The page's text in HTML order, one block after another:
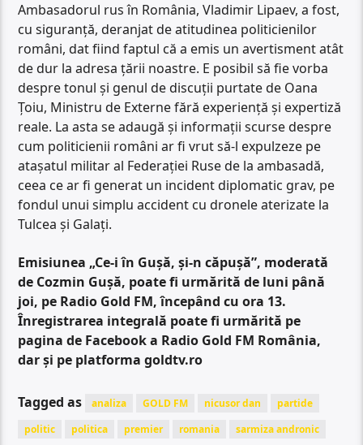
Ambasadorul rus în România, Vladimir Lipaev, a fost,
cu siguranță, deranjat de atitudinea politicienilor
români, dat fiind faptul că a emis un avertisment atât
de dur la adresa țării noastre. E posibil să fie vorba
despre tonul și genul de discuții purtate de Oana
Țoiu, Ministru de Externe fără experiență și expertiză
reale. La asta se adaugă și informații scurse despre
cum politicienii români ar fi vrut să-l expulzeze pe
atașatul militar al Federației Ruse de la ambasadă,
ceea ce ar fi generat un incident diplomatic grav, pe
fondul unui simplu accident cu dronele aterizate la
Tulcea și Galați.
Emisiunea „Ce-i în Gușă, și-n căpușă”, moderată
de Cozmin Gușă, poate fi urmărită de luni până
joi, pe Radio Gold FM, începând cu ora 13.
Înregistrarea integrală poate fi urmărită pe
pagina de Facebook a Radio Gold FM România,
dar și pe platforma goldtv.ro
Tagged as analiza GOLD FM nicusor dan
partide
politic
politica premier romania sarmiza andronic